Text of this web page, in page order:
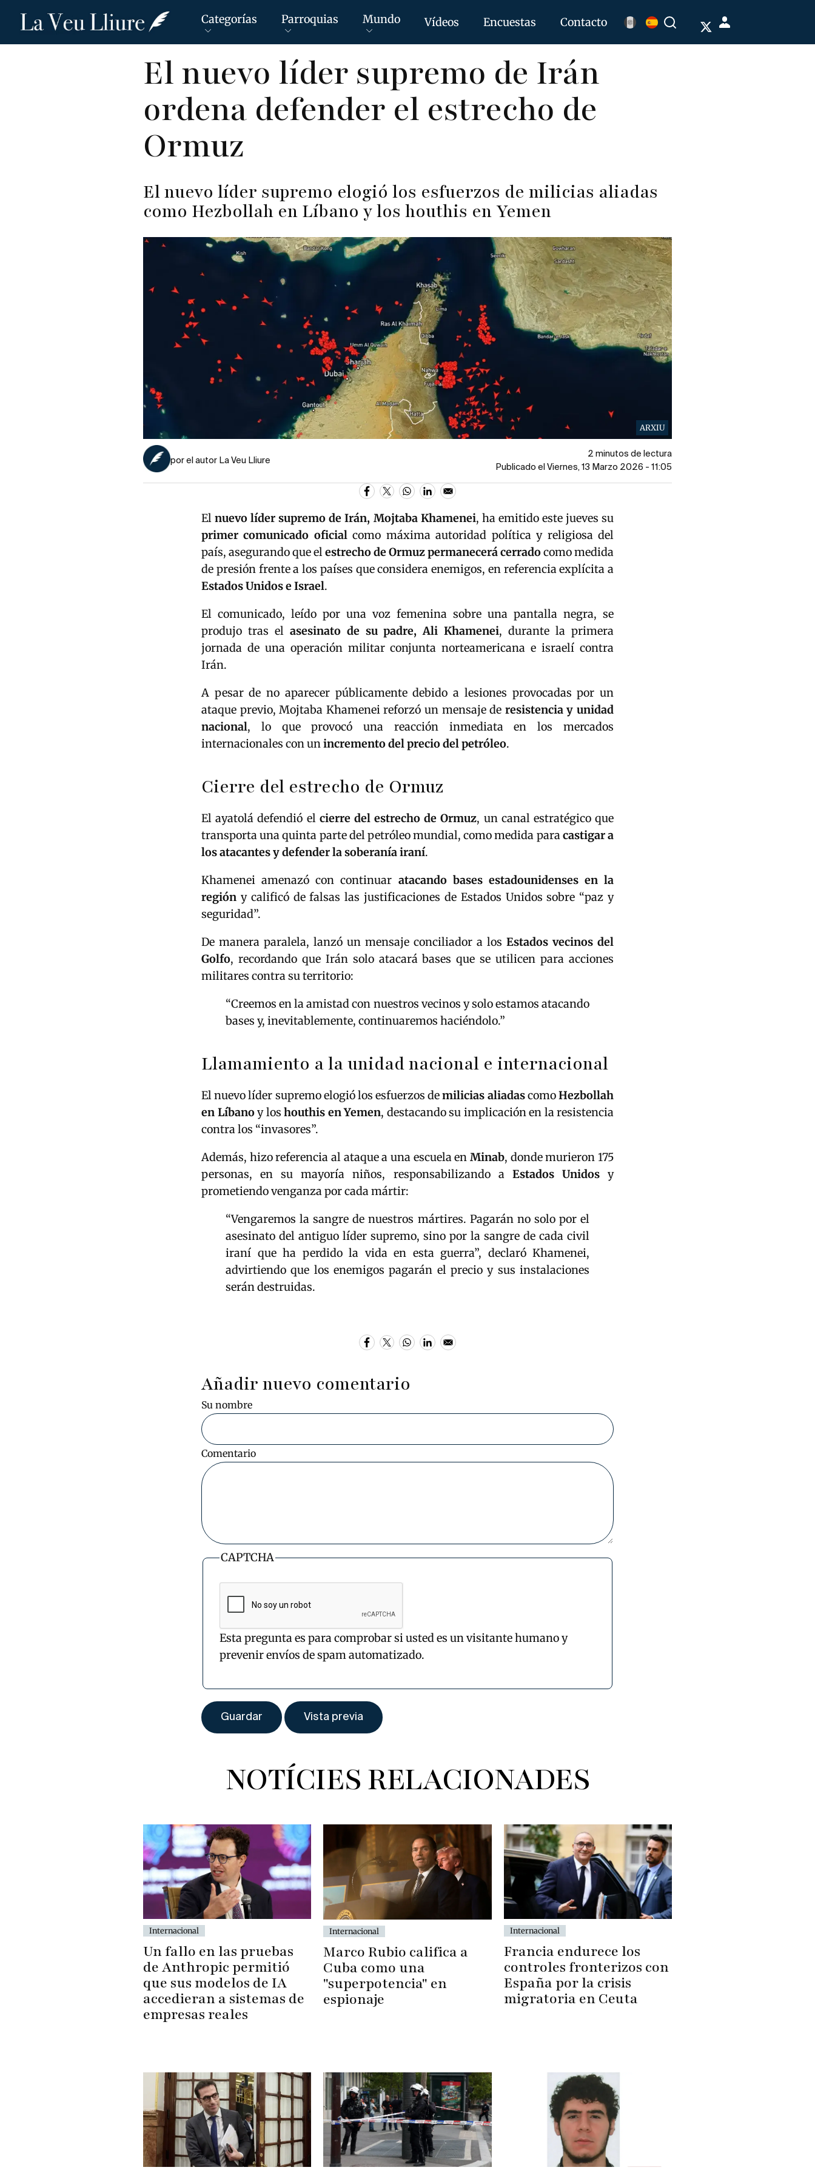
Pasar
Categorías Parroquias Mundo Vídeos Encuestas Contacto Buscar Menú
de
El nuevo líder supremo de Irán
ordena defender el estrecho de
Ormuz
El nuevo líder supremo elogió los esfuerzos de milicias aliadas
como Hezbollah en Líbano y los houthis en Yemen
ARXIU
por el autor La Veu Lliure
2 minutos de lectura
Publicado el Viernes, 13 Marzo 2026 - 11:05
Elnuevo líder supremo deIrán, Mojtaba Khamenei, ha emitido este jueves su
primer comunicado oficialcomo máxima autoridad política y religiosa del
país, asegurando que elestrecho de Ormuz permanecerá cerradocomo medida
de presión frente a los países que considera enemigos, en referencia explícita a
Estados Unidos e Israel.
El comunicado, leído por una voz femenina sobre una pantalla negra, se
produjo tras el asesinato de su padre, Ali Khamenei, durante la primera
jornada de una operación militar conjunta norteamericana e israelí contra
Irán.
A pesar de no aparecer públicamente debido a lesiones provocadas por un
ataque previo, Mojtaba Khamenei reforzó un mensaje de resistencia y unidad
nacional, lo que provocó una reacción inmediata en los mercados
internacionales con unincremento del precio del petróleo.
Cierre del estrecho de Ormuz
El ayatolá defendió el cierre del estrecho de Ormuz, un canal estratégico que
transporta una quinta parte del petróleo mundial, como medida paracastigar a
los atacantes y defender la soberanía iraní.
Khamenei amenazó con continuar atacando bases estadounidenses en la
región y calificó de falsas las justificaciones de Estados Unidos sobre “paz y
seguridad”.
De manera paralela, lanzó un mensaje conciliador a los Estados vecinos del
Golfo, recordando que Irán solo atacará bases que se utilicen para acciones
militares contra su territorio:
“Creemos en la amistad con nuestros vecinos y solo estamos atacando
bases y, inevitablemente, continuaremos haciéndolo.”
Llamamiento a la unidad nacional e internacional
El nuevo líder supremo elogió los esfuerzos demilicias aliadascomoHezbollah
en Líbanoy los houthis en Yemen, destacando su implicación en la resistencia
contra los “invasores”.
Además, hizo referencia al ataque a una escuela en Minab, donde murieron 175
personas, en su mayoría niños, responsabilizando a Estados Unidosy
prometiendo venganza por cada mártir:
“Vengaremos la sangre de nuestros mártires. Pagarán no solo por el
asesinato del antiguo líder supremo, sino por la sangre de cada civil
iraní que ha perdido la vida en esta guerra”, declaró Khamenei,
advirtiendo que los enemigos pagarán el precio y sus instalaciones
serán destruidas.
Añadir nuevo comentario
Su nombre
Comentario
CAPTCHA
Esta pregunta es para comprobar si usted es un visitante humano y
prevenir envíos de spam automatizado.
NOTÍCIES RELACIONADES
Internacional
Un fallo en las pruebas
de Anthropic permitió
que sus modelos de IA
accedieran a sistemas de
empresas reales
Internacional
Marco Rubio califica a
Cuba como una
"superpotencia" en
espionaje
Internacional
Francia endurece los
controles fronterizos con
España por la crisis
migratoria en Ceuta